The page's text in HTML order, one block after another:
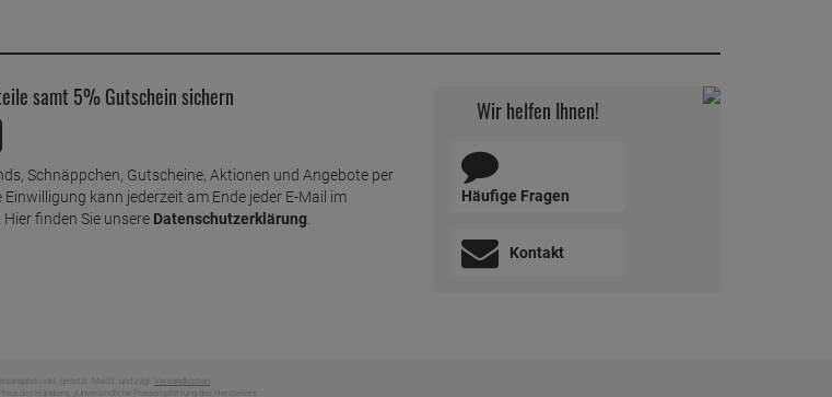
samt 5% Gutschein sichern
Schnäppchen, Gutscheine, Aktionen und Angebote per
kann jederzeit am Ende jeder E-Mail im
finden Sie unsere Datenschutzerklärung.
Wir helfen Ihnen!
Häufige Fragen
Kontakt
inkl. gesetzl. MwSt. und zzgl. Versandkosten
des Händlers, Unverbindliche Preisempfehlung des Herstellers